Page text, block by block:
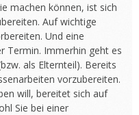
machen können, ist sich
Auf wichtige
Und eine
Termin. Immerhin geht es
als Elternteil). Bereits
vorzubereiten.
will, bereitet sich auf
Sie bei einer